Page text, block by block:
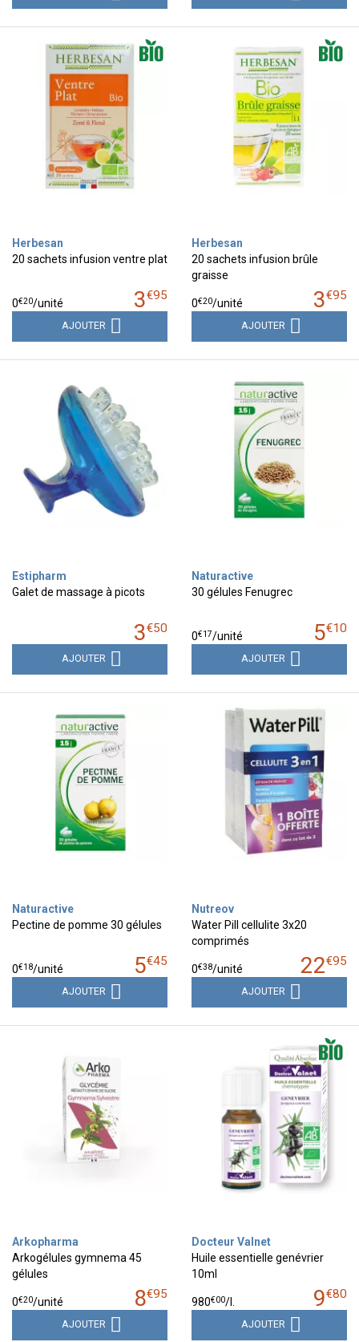
Herbesan
20 sachets infusion ventre plat
3€95
0€20/unité
AJOUTER
Herbesan
20 sachets infusion brûle
graisse
3€95
0€20/unité
AJOUTER
Estipharm
Galet de massage à picots
3€50
AJOUTER
Naturactive
30 gélules Fenugrec
5€10
0€17/unité
AJOUTER
Naturactive
Pectine de pomme 30 gélules
5€45
0€18/unité
AJOUTER
Nutreov
Water Pill cellulite 3x20
comprimés
22€95
0€38/unité
AJOUTER
Arkopharma
Arkogélules gymnema 45
gélules
8€95
0€20/unité
AJOUTER
Docteur Valnet
Huile essentielle genévrier
10ml
9€80
980€00/l.
AJOUTER